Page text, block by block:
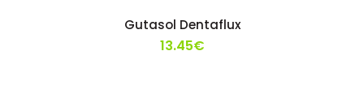
Gutasol Dentaflux
13.45€